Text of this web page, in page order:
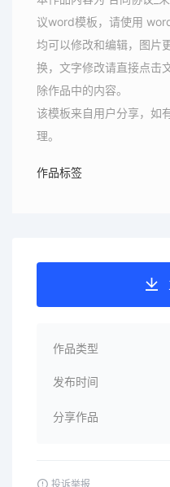
议word模板，请使用
均可以修改和编辑，图片
换，文字修改请直接点击
除作品中的内容。
该模板来自用户分享，如
理。
作品标签
作品类型
发布时间
分享作品
投诉举报